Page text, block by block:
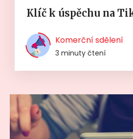
Klíč k úspěchu na
Komerční sdělení
3 minuty čtení